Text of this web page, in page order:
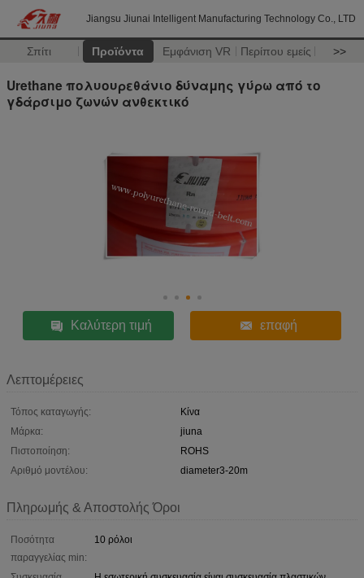
Jiangsu Jiunai Intelligent Manufacturing Technology Co., LTD
Σπίτι Προϊόντα Εμφάνιση VR Περίπου εμείς >>
Urethane πολυουρεθάνιο δύναμης γύρω από το
γδάρσιμο ζωνών ανθεκτικό
Καλύτερη τιμή επαφή
Λεπτομέρειες
Τόπος καταγωγής:
Κίνα
Μάρκα:
jiuna
Πιστοποίηση:
ROHS
Αριθμό μοντέλου:
diameter3-20m
Πληρωμής & Αποστολής Όροι
Ποσότητα
παραγγελίας min:
10 ρόλοι